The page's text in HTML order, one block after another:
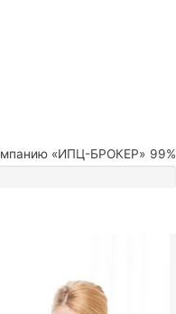
«ИПЦ-БРОКЕР» 99%